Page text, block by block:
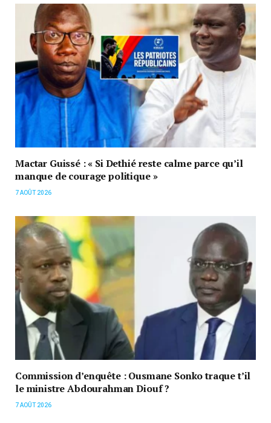
Mactar Guissé : « Si Dethié reste calme parce qu’il
manque de courage politique »
7 AOÛT 2026
Commission d’enquête : Ousmane Sonko traque t’il
le ministre Abdourahman Diouf ?
7 AOÛT 2026